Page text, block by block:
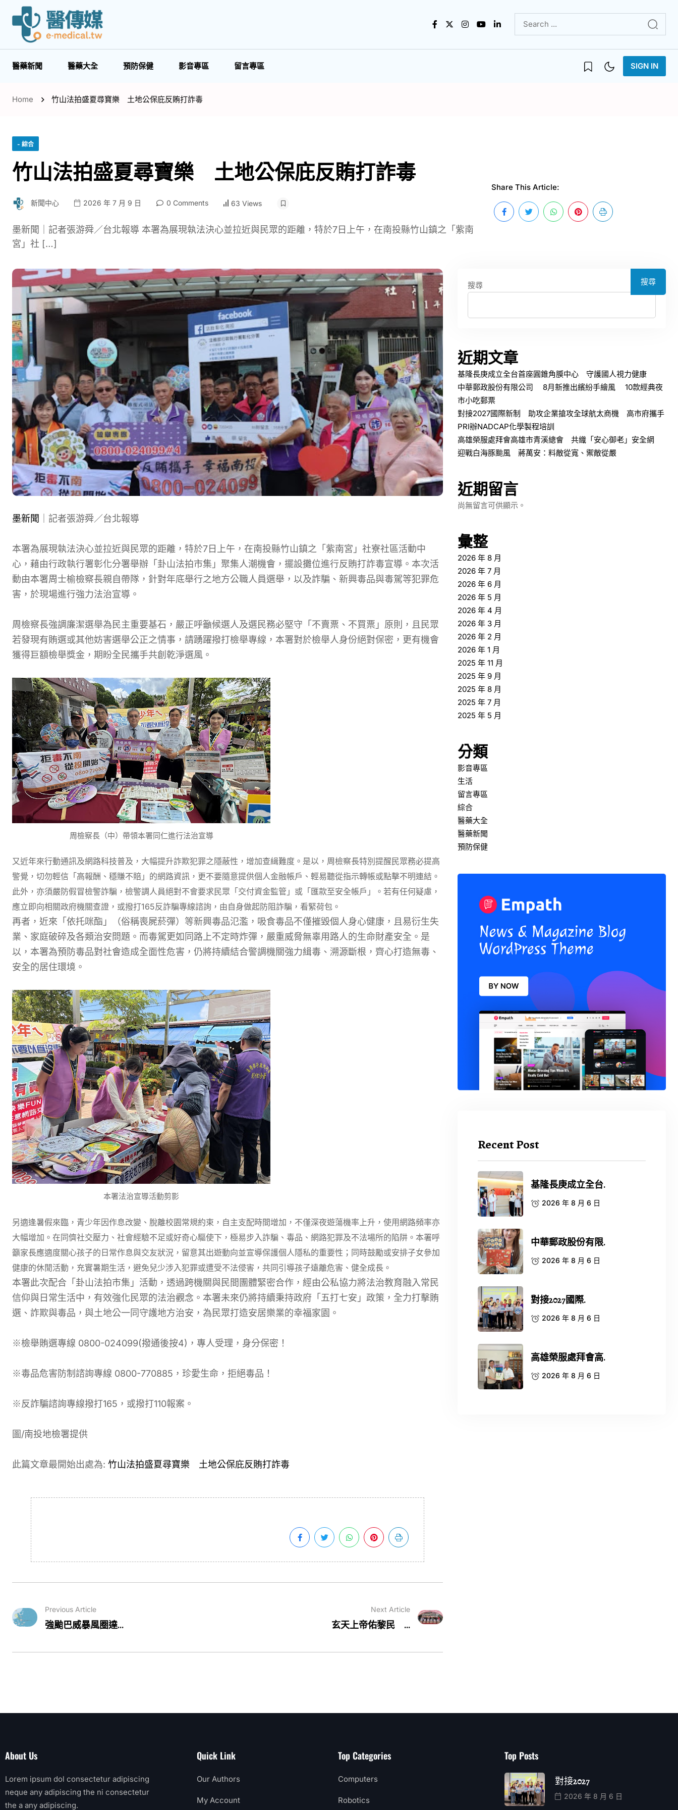
醫藥新聞 醫藥大全 預防保健 影音專區 留言專區 SIGN IN
Home 竹山法拍盛夏尋寶樂 土地公保庇反賄打詐毒
- 綜合
竹山法拍盛夏尋寶樂 土地公保庇反賄打詐毒
新聞中心 2026 年 7 月 9 日 0 Comments 63 Views
墨新聞｜記者張游舜／台北報導 本署為展現執法決心並拉近與民眾的距離，特於7日上午，在南投縣竹山鎮之「紫南
宮」社 […]
Share This Article:
墨新聞 ｜記者張游舜／台北報導
本署為展現執法決心並拉近與民眾的距離，特於7日上午，在南投縣竹山鎮之「紫南宮」社寮社區活動中
心，藉由行政執行署彰化分署舉辦「卦山法拍市集」聚集人潮機會，擺設攤位進行反賄打詐毒宣導。本次活
動由本署周士榆檢察長親自帶隊，針對年底舉行之地方公職人員選舉，以及詐騙、新興毒品與毒駕等犯罪危
害，於現場進行強力法治宣導。
周檢察長強調廉潔選舉為民主重要基石，嚴正呼籲候選人及選民務必堅守「不賣票、不買票」原則，且民眾
若發現有賄選或其他妨害選舉公正之情事，請踴躍撥打檢舉專線，本署對於檢舉人身份絕對保密，更有機會
獲得巨額檢舉獎金，期盼全民攜手共創乾淨選風。
周檢察長（中）帶領本署同仁進行法治宣導
又近年來行動通訊及網路科技普及，大幅提升詐欺犯罪之隱蔽性，增加查緝難度。是以，周檢察長特別提醒民眾務必提高
警覺，切勿輕信「高報酬、穩賺不賠」的網路資訊，更不要隨意提供個人金融帳戶、輕易聽從指示轉帳或點擊不明連結。
此外，亦須嚴防假冒檢警詐騙，檢警調人員絕對不會要求民眾「交付資金監管」或「匯款至安全帳戶」。若有任何疑慮，
應立即向相關政府機關查證，或撥打165反詐騙專線諮詢，由自身做起防阻詐騙，看緊荷包。
再者，近來「依托咪酯」（俗稱喪屍菸彈）等新興毒品氾濫，吸食毒品不僅摧毀個人身心健康，且易衍生失
業、家庭破碎及各類治安問題。而毒駕更如同路上不定時炸彈，嚴重威脅無辜用路人的生命財產安全。是
以，本署為預防毒品對社會造成全面性危害，仍將持續結合警調機關強力緝毒、溯源斷根，齊心打造無毒、
安全的居住環境。
本署法治宣導活動剪影
另適逢暑假來臨，青少年因作息改變、脫離校園常規約束，自主支配時間增加，不僅深夜遊蕩機率上升，使用網路頻率亦
大幅增加。在同儕社交壓力、社會經驗不足或好奇心驅使下，極易步入詐騙、毒品、網路犯罪及不法場所的陷阱。本署呼
籲家長應適度關心孩子的日常作息與交友狀況，留意其出遊動向並宣導保護個人隱私的重要性；同時鼓勵或安排子女參加
健康的休閒活動，充實暑期生活，避免兒少涉入犯罪或遭受不法侵害，共同引導孩子遠離危害、健全成長。
本署此次配合「卦山法拍市集」活動，透過跨機關與民間團體緊密合作，經由公私協力將法治教育融入常民
信仰與日常生活中，有效強化民眾的法治觀念。本署未來仍將持續秉持政府「五打七安」政策，全力打擊賄
選、詐欺與毒品，與土地公一同守護地方治安，為民眾打造安居樂業的幸福家園。
※檢舉賄選專線 0800-024099(撥通後按4)，專人受理，身分保密！
※毒品危害防制諮詢專線 0800-770885，珍愛生命，拒絕毒品！
※反詐騙諮詢專線撥打165，或撥打110報案。
圖/南投地檢署提供
此篇文章最開始出處為: 竹山法拍盛夏尋寶樂 土地公保庇反賄打詐毒
Previous Article
強颱巴威暴風圈達...
Next Article
玄天上帝佑黎民 ...
搜尋 搜尋
近期文章
基隆長庚成立全台首座圓錐角膜中心 守護國人視力健康
中華郵政股份有限公司 8月新推出繽紛手繪風 10款經典夜
市小吃郵票
對接2027國際新制 助攻企業搶攻全球航太商機 高市府攜手
PRI辦NADCAP化學製程培訓
高雄榮服處拜會高雄市青溪總會 共織「安心御老」安全網
迎戰白海豚颱風 蔣萬安：料敵從寬、禦敵從嚴
近期留言
尚無留言可供顯示。
彙整
2026 年 8 月
2026 年 7 月
2026 年 6 月
2026 年 5 月
2026 年 4 月
2026 年 3 月
2026 年 2 月
2026 年 1 月
2025 年 11 月
2025 年 9 月
2025 年 8 月
2025 年 7 月
2025 年 5 月
分類
影音專區
生活
留言專區
綜合
醫藥大全
醫藥新聞
預防保健
Recent Post
基隆長庚成立全台.
2026 年 8 月 6 日
中華郵政股份有限.
2026 年 8 月 6 日
對接2027國際.
2026 年 8 月 6 日
高雄榮服處拜會高.
2026 年 8 月 6 日
About Us
Lorem ipsum dol consectetur adipiscing
neque any adipiscing the ni consectetur
the a any adipiscing.
Quick Link
Our Authors
My Account
Top Categories
Computers
Robotics
Top Posts
對接2027
2026 年 8 月 6 日